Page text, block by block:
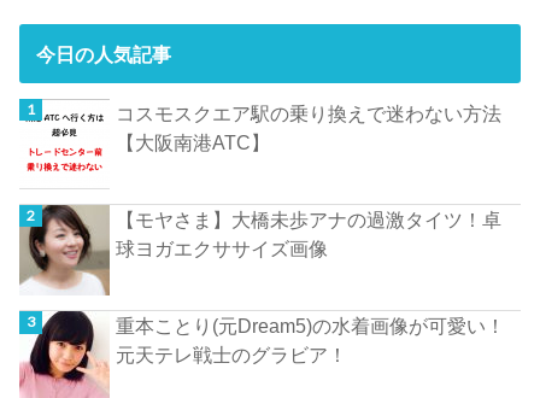
今日の人気記事
コスモスクエア駅の乗り換えで迷わない方法
【大阪南港ATC】
【モヤさま】大橋未歩アナの過激タイツ！卓
球ヨガエクササイズ画像
重本ことり(元Dream5)の水着画像が可愛い！
元天テレ戦士のグラビア！